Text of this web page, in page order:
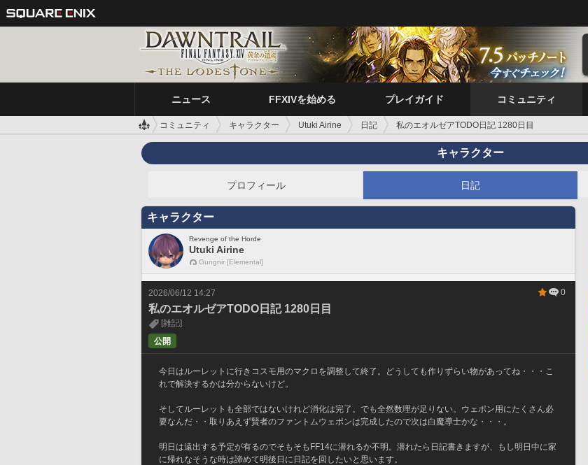
ニュース FFXIVを始める プレイガイド コミュニティ
コミュニティ キャラクター Utuki Airine 日記 私のエオルゼアTODO日記 1280日目
キャラクター
プロフィール 日記
キャラクター
Revenge of the Horde
Utuki Airine
Gungnir [Elemental]
2026/06/12 14:27 0
私のエオルゼアTODO日記 1280日目
[雑記]
公開
今日はルーレットに行きコスモ用のマクロを調整して終了。どうしても作りずらい物があってね・・・こ
れで解決するかは分からないけど。
そしてルーレットも全部ではないけれど消化は完了。でも全然数理が足りない。ウェポン用にたくさん必
要なんだ・・取りあえず賢者のファントムウェポンは完成したので次は白魔導士かな・・・。
明日は遠出する予定が有るのでそもそもFF14に潜れるか不明。潜れたら日記書きますが、もし明日中に家
に帰れなそうな時は諦めて明後日に日記を回したいと思います。